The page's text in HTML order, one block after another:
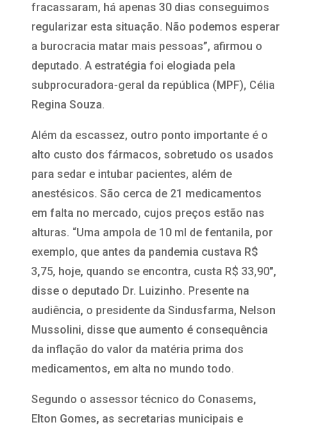
fracassaram, há apenas 30 dias conseguimos
regularizar esta situação. Não podemos esperar
a burocracia matar mais pessoas”, afirmou o
deputado. A estratégia foi elogiada pela
subprocuradora-geral da república (MPF), Célia
Regina Souza.
Além da escassez, outro ponto importante é o
alto custo dos fármacos, sobretudo os usados
para sedar e intubar pacientes, além de
anestésicos. São cerca de 21 medicamentos
em falta no mercado, cujos preços estão nas
alturas. “Uma ampola de 10 ml de fentanila, por
exemplo, que antes da pandemia custava R$
3,75, hoje, quando se encontra, custa R$ 33,90″,
disse o deputado Dr. Luizinho. Presente na
audiência, o presidente da Sindusfarma, Nelson
Mussolini, disse que aumento é consequência
da inflação do valor da matéria prima dos
medicamentos, em alta no mundo todo.
Segundo o assessor técnico do Conasems,
Elton Gomes, as secretarias municipais e